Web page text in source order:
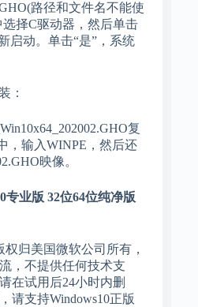
路径和文件名不能使
择C驱动器，然后单击
启动。单击“是”，系统
：
复
，输入WINPE，然后还
映像。
专业版 32位64位纯净版
归美国微软公司所有，
，不提供任何技术支
在试用后24小时内删
请支持Windows10正版